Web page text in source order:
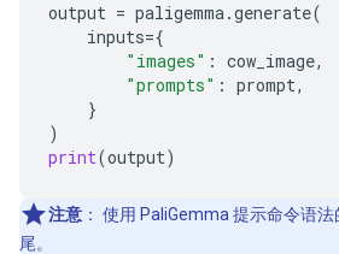
output = paligemma.generate(
inputs={
"images" : cow_image,
"prompts" : prompt,
}
)
print(output)
注意 ： 使用 PaliGemma 提示命令语法
尾。